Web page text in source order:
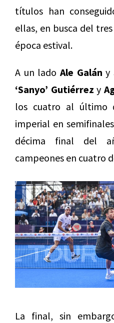
títulos han
ellas, en busca del
época estival.
A un lado Ale Galán y
‘Sanyo’ Gutiérrez y
los cuatro al último
imperial en
décima final del
campeones en cuatro
La final, sin